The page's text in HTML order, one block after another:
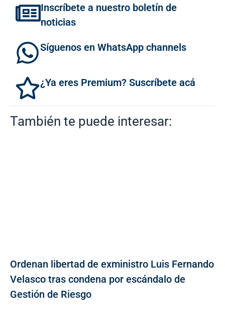
Inscríbete a nuestro boletín de
noticias
Síguenos en WhatsApp channels
¿Ya eres Premium? Suscríbete acá
También te puede interesar:
Ordenan libertad de exministro Luis Fernando
Velasco tras condena por escándalo de
Gestión de Riesgo